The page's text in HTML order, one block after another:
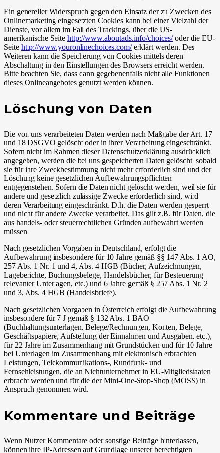
Ein genereller Widerspruch gegen den Einsatz der zu Zwecken des
Onlinemarketing eingesetzten Cookies kann bei einer Vielzahl der
Dienste, vor allem im Fall des Trackings, über die US-
amerikanische Seite http://www.aboutads.info/choices/oder die EU-
Seite http://www.youronlinechoices.com/erklärt werden. Des
Weiteren kann die Speicherung von Cookies mittels deren
Abschaltung in den Einstellungen des Browsers erreicht werden.
Bitte beachten Sie, dass dann gegebenenfalls nicht alle Funktionen
dieses Onlineangebotes genutzt werden können.
Löschung von Daten
Die von uns verarbeiteten Daten werden nach Maßgabe der Art. 17
und 18 DSGVO gelöscht oder in ihrer Verarbeitung eingeschränkt.
Sofern nicht im Rahmen dieser Datenschutzerklärung ausdrücklich
angegeben, werden die bei uns gespeicherten Daten gelöscht, sobald
sie für ihre Zweckbestimmung nicht mehr erforderlich sind und der
Löschung keine gesetzlichen Aufbewahrungspflichten
entgegenstehen. Sofern die Daten nicht gelöscht werden, weil sie für
andere und gesetzlich zulässige Zwecke erforderlich sind, wird
deren Verarbeitung eingeschränkt. D.h. die Daten werden gesperrt
und nicht für andere Zwecke verarbeitet. Das gilt z.B. für Daten, die
aus handels- oder steuerrechtlichen Gründen aufbewahrt werden
müssen.
Nach gesetzlichen Vorgaben in Deutschland, erfolgt die
Aufbewahrung insbesondere für 10 Jahre gemäß §§ 147 Abs. 1 AO,
257 Abs. 1 Nr. 1 und 4, Abs. 4 HGB (Bücher, Aufzeichnungen,
Lageberichte, Buchungsbelege, Handelsbücher, für Besteuerung
relevanter Unterlagen, etc.) und 6 Jahre gemäß § 257 Abs. 1 Nr. 2
und 3, Abs. 4 HGB (Handelsbriefe).
Nach gesetzlichen Vorgaben in Österreich erfolgt die Aufbewahrung
insbesondere für 7 J gemäß § 132 Abs. 1 BAO
(Buchhaltungsunterlagen, Belege/Rechnungen, Konten, Belege,
Geschäftspapiere, Aufstellung der Einnahmen und Ausgaben, etc.),
für 22 Jahre im Zusammenhang mit Grundstücken und für 10 Jahre
bei Unterlagen im Zusammenhang mit elektronisch erbrachten
Leistungen, Telekommunikations-, Rundfunk- und
Fernsehleistungen, die an Nichtunternehmer in EU-Mitgliedstaaten
erbracht werden und für die der Mini-One-Stop-Shop (MOSS) in
Anspruch genommen wird.
Kommentare und Beiträge
Wenn Nutzer Kommentare oder sonstige Beiträge hinterlassen,
können ihre IP-Adressen auf Grundlage unserer berechtigten